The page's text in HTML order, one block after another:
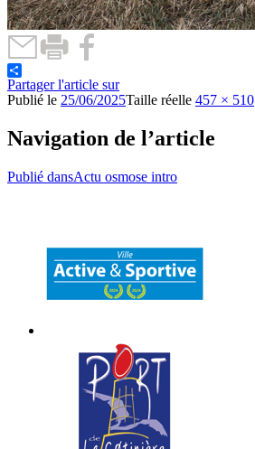
Partager l'article sur
Publié le 25/06/2025Taille réelle 457 × 510
Navigation de l’article
Publié dansActu osmose intro